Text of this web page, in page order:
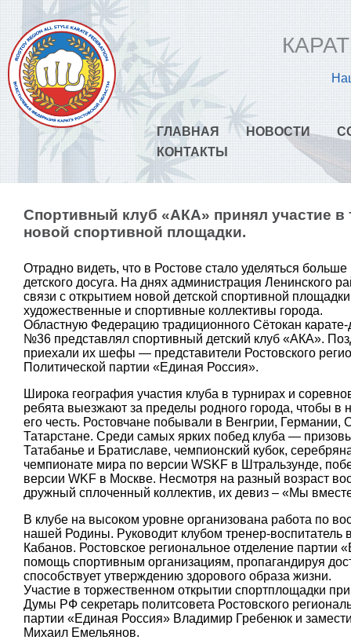
ГЛАВНАЯ НОВОСТИ
КОНТАКТЫ
Спортивный клуб «АКА» принял участие в
новой спортивной площадки.
Отрадно видеть, что в Ростове стало уделяться
детского досуга. На днях администрация Ленинского
связи с открытием новой детской спортивной
художественные и спортивные коллективы города.
Областную Федерацию традиционного Сётокан
№36 представлял спортивный детский клуб «АКА».
приехали их шефы — представители Ростовского
Политической партии «Единая Россия».
Широка география участия клуба в турнирах и
ребята выезжают за пределы родного города, чтобы в
его честь. Ростовчане побывали в Венгрии, Германии,
Татарстане. Среди самых ярких побед клуба —
Татабанье и Братиславе, чемпионский кубок,
чемпионате мира по версии WSKF в Штральзунде,
версии WKF в Москве. Несмотря на разный возраст
дружный сплоченный коллектив, их девиз – «Мы
В клубе на высоком уровне организована работа по
нашей Родины. Руководит клубом тренер-воспитатель
Кабанов. Ростовское региональное отделение партии
помощь спортивным организациям, пропагандируя
способствует утверждению здорового образа жизни.
Участие в торжественном открытии спортплощадки
Думы РФ секретарь политсовета Ростовского
партии «Единая Россия» Владимир Гребенюк и
Михаил Емельянов.